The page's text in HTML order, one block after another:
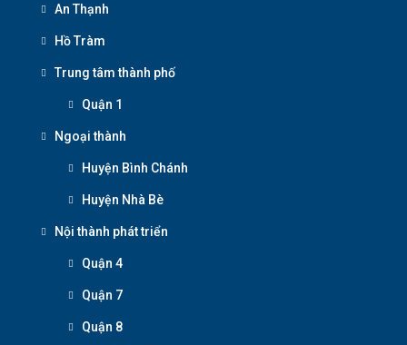
An Thạnh
Hồ Tràm
Trung tâm thành phố
Quận 1
Ngoại thành
Huyện Bình Chánh
Huyện Nhà Bè
Nội thành phát triển
Quận 4
Quận 7
Quận 8